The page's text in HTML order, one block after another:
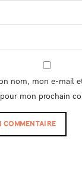
nom, mon e-mail
mon prochain